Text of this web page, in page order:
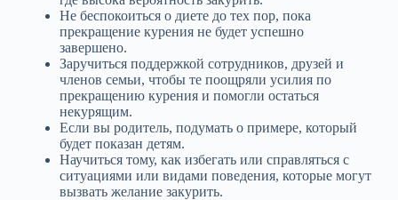
Не беспокоиться о диете до тех пор, пока
прекращение курения не будет успешно
завершено.
Заручиться поддержкой сотрудников, друзей и
членов семьи, чтобы те поощряли усилия по
прекращению курения и помогли остаться
некурящим.
Если вы родитель, подумать о примере, который
будет показан детям.
Научиться тому, как избегать или справляться с
ситуациями или видами поведения, которые могут
вызвать желание закурить.